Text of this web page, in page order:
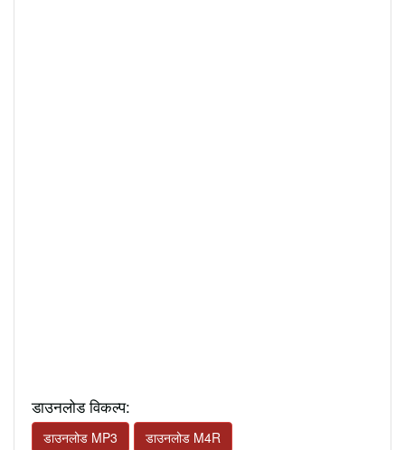
डाउनलोड विकल्प:
डाउनलोड MP3 डाउनलोड M4R